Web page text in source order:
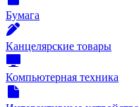
Бумага
Канцелярские товары
Компьютерная техника